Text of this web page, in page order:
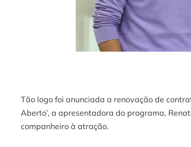
Tão logo foi anunciada a renovação de
Aberto’, a apresentadora do programa,
companheiro à atração.